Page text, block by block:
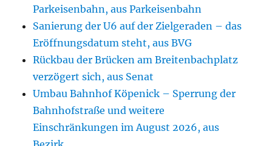
Parkeisenbahn, aus Parkeisenbahn
Sanierung der U6 auf der Zielgeraden – das
Eröffnungsdatum steht, aus BVG
Rückbau der Brücken am Breitenbachplatz
verzögert sich, aus Senat
Umbau Bahnhof Köpenick – Sperrung der
Bahnhofstraße und weitere
Einschränkungen im August 2026, aus